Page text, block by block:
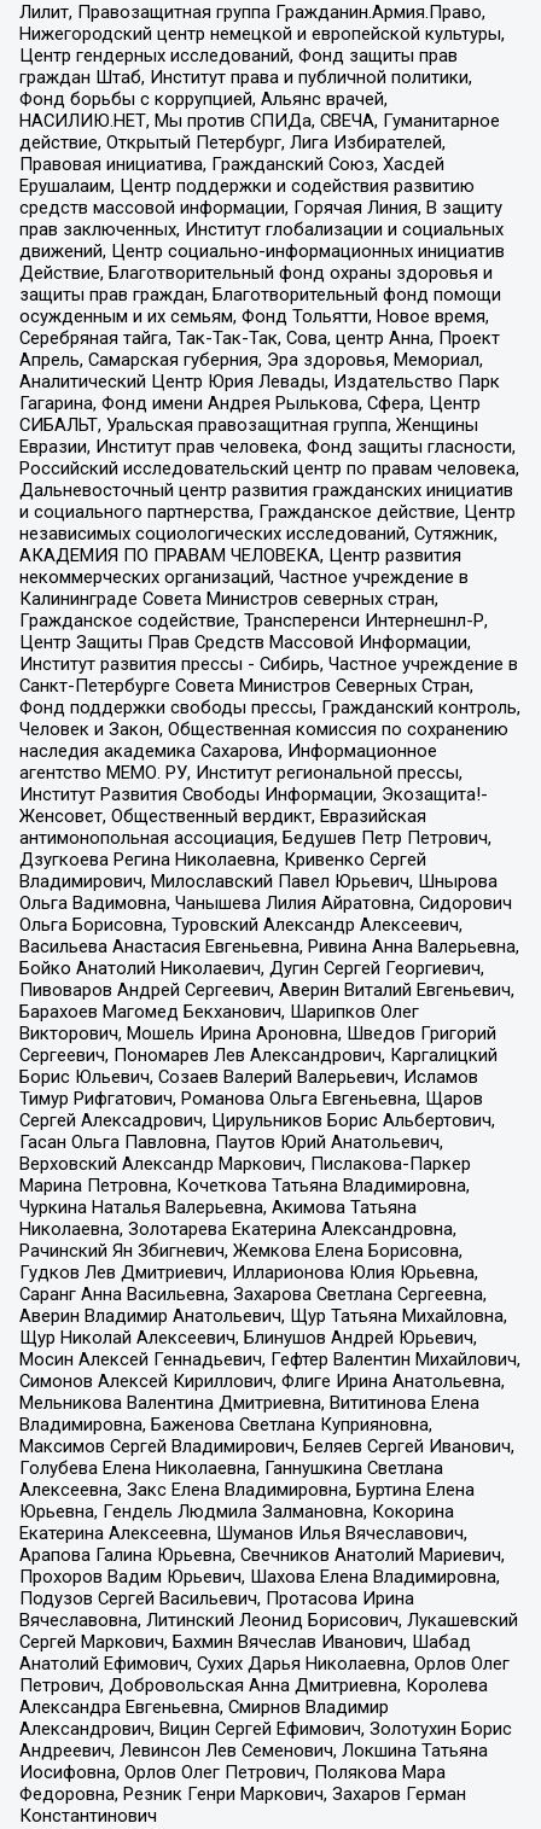
Лилит, Правозащитная группа Гражданин.Армия.Право,
Нижегородский центр немецкой и европейской культуры,
Центр гендерных исследований, Фонд защиты прав
граждан Штаб, Институт права и публичной политики,
Фонд борьбы с коррупцией, Альянс врачей,
НАСИЛИЮ.НЕТ, Мы против СПИДа, СВЕЧА, Гуманитарное
действие, Открытый Петербург, Лига Избирателей,
Правовая инициатива, Гражданский Союз, Хасдей
Ерушалаим, Центр поддержки и содействия развитию
средств массовой информации, Горячая Линия, В защиту
прав заключенных, Институт глобализации и социальных
движений, Центр социально-информационных инициатив
Действие, Благотворительный фонд охраны здоровья и
защиты прав граждан, Благотворительный фонд помощи
осужденным и их семьям, Фонд Тольятти, Новое время,
Серебряная тайга, Так-Так-Так, Сова, центр Анна, Проект
Апрель, Самарская губерния, Эра здоровья, Мемориал,
Аналитический Центр Юрия Левады, Издательство Парк
Гагарина, Фонд имени Андрея Рылькова, Сфера, Центр
СИБАЛЬТ, Уральская правозащитная группа, Женщины
Евразии, Институт прав человека, Фонд защиты гласности,
Российский исследовательский центр по правам человека,
Дальневосточный центр развития гражданских инициатив
и социального партнерства, Гражданское действие, Центр
независимых социологических исследований, Сутяжник,
АКАДЕМИЯ ПО ПРАВАМ ЧЕЛОВЕКА, Центр развития
некоммерческих организаций, Частное учреждение в
Калининграде Совета Министров северных стран,
Гражданское содействие, Трансперенси Интернешнл-Р,
Центр Защиты Прав Средств Массовой Информации,
Институт развития прессы - Сибирь, Частное учреждение в
Санкт-Петербурге Совета Министров Северных Стран,
Фонд поддержки свободы прессы, Гражданский контроль,
Человек и Закон, Общественная комиссия по сохранению
наследия академика Сахарова, Информационное
агентство МЕМО. РУ, Институт региональной прессы,
Институт Развития Свободы Информации, Экозащита!-
Женсовет, Общественный вердикт, Евразийская
антимонопольная ассоциация, Бедушев Петр Петрович,
Дзугкоева Регина Николаевна, Кривенко Сергей
Владимирович, Милославский Павел Юрьевич, Шнырова
Ольга Вадимовна, Чанышева Лилия Айратовна, Сидорович
Ольга Борисовна, Туровский Александр Алексеевич,
Васильева Анастасия Евгеньевна, Ривина Анна Валерьевна,
Бойко Анатолий Николаевич, Дугин Сергей Георгиевич,
Пивоваров Андрей Сергеевич, Аверин Виталий Евгеньевич,
Барахоев Магомед Бекханович, Шарипков Олег
Викторович, Мошель Ирина Ароновна, Шведов Григорий
Сергеевич, Пономарев Лев Александрович, Каргалицкий
Борис Юльевич, Созаев Валерий Валерьевич, Исламов
Тимур Рифгатович, Романова Ольга Евгеньевна, Щаров
Сергей Алексадрович, Цирульников Борис Альбертович,
Гасан Ольга Павловна, Паутов Юрий Анатольевич,
Верховский Александр Маркович, Пислакова-Паркер
Марина Петровна, Кочеткова Татьяна Владимировна,
Чуркина Наталья Валерьевна, Акимова Татьяна
Николаевна, Золотарева Екатерина Александровна,
Рачинский Ян Збигневич, Жемкова Елена Борисовна,
Гудков Лев Дмитриевич, Илларионова Юлия Юрьевна,
Саранг Анна Васильевна, Захарова Светлана Сергеевна,
Аверин Владимир Анатольевич, Щур Татьяна Михайловна,
Щур Николай Алексеевич, Блинушов Андрей Юрьевич,
Мосин Алексей Геннадьевич, Гефтер Валентин Михайлович,
Симонов Алексей Кириллович, Флиге Ирина Анатольевна,
Мельникова Валентина Дмитриевна, Вититинова Елена
Владимировна, Баженова Светлана Куприяновна,
Максимов Сергей Владимирович, Беляев Сергей Иванович,
Голубева Елена Николаевна, Ганнушкина Светлана
Алексеевна, Закс Елена Владимировна, Буртина Елена
Юрьевна, Гендель Людмила Залмановна, Кокорина
Екатерина Алексеевна, Шуманов Илья Вячеславович,
Арапова Галина Юрьевна, Свечников Анатолий Мариевич,
Прохоров Вадим Юрьевич, Шахова Елена Владимировна,
Подузов Сергей Васильевич, Протасова Ирина
Вячеславовна, Литинский Леонид Борисович, Лукашевский
Сергей Маркович, Бахмин Вячеслав Иванович, Шабад
Анатолий Ефимович, Сухих Дарья Николаевна, Орлов Олег
Петрович, Добровольская Анна Дмитриевна, Королева
Александра Евгеньевна, Смирнов Владимир
Александрович, Вицин Сергей Ефимович, Золотухин Борис
Андреевич, Левинсон Лев Семенович, Локшина Татьяна
Иосифовна, Орлов Олег Петрович, Полякова Мара
Федоровна, Резник Генри Маркович, Захаров Герман
Константинович